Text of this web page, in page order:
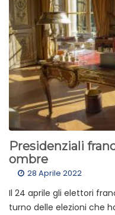
Presidenziali
ombre
28 Aprile 2022
Il 24 aprile gli elettori
turno delle elezioni che